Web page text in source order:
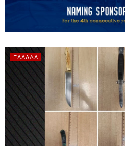
ΕΛΛΆΔΑ